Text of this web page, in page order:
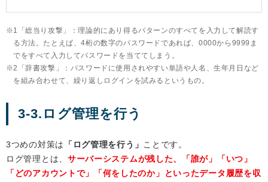
1「総当り攻撃」：理論的にあり得るパターンのすべてを入力して解読す
る方法。たとえば、4桁の数字のパスワードであれば、0000から9999ま
でをすべて入力してパスワードを当ててしまう。
2「辞書攻撃」：パスワードに使用されやすい単語や人名、生年月日など
を組み合わせて、繰り返しログインを試みるというもの。
3-3.ログ管理を行う
3つめの対策は 「ログ管理を行う」 ことです。
ログ管理とは、 サーバーシステムが残した、「誰が」「いつ」
「どのアカウントで」「何をしたのか」といったデータ履歴を収